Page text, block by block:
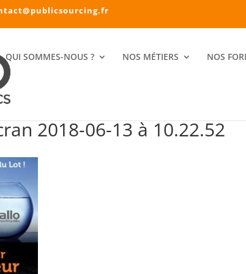
QUI SOMMES-NOUS ? NOS MÉTIERS NOS
2018-06-13 à 10.22.52